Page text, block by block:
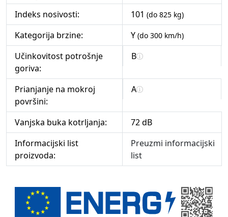
Indeks nosivosti:
101 (do 825 kg)
Kategorija brzine: Y (do 300 km/h)
Učinkovitost potrošnje
goriva:
B
Prianjanje na mokroj
površini:
A
Vanjska buka kotrljanja:
72 dB
Informacijski list
proizvoda:
Preuzmi informacijski
list